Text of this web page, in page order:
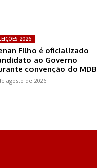
2026
Filho é oficializado
ao Governo
convenção do MDB
agosto de 2026